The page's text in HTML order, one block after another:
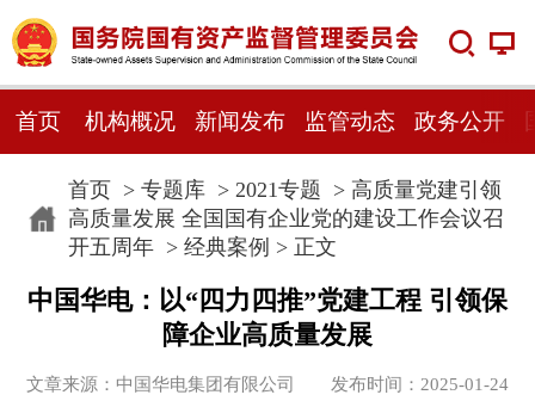
首页 机构概况 新闻发布 监管动态 政务公开
首页> 专题库> 2021专题 > 高质量党建引领
高质量发展 全国国有企业党的建设工作会议召
开五周年 > 经典案例 > 正文
中国华电：以“四力四推”党建工程 引领保
障企业高质量发展
文章来源：中国华电集团有限公司 发布时间：2025-01-24